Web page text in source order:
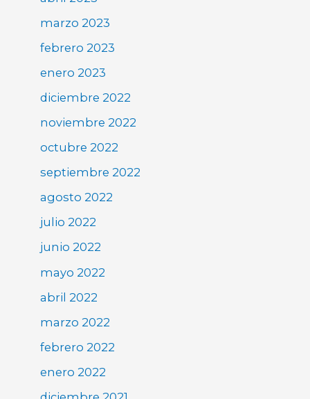
marzo 2023
febrero 2023
enero 2023
diciembre 2022
noviembre 2022
octubre 2022
septiembre 2022
agosto 2022
julio 2022
junio 2022
mayo 2022
abril 2022
marzo 2022
febrero 2022
enero 2022